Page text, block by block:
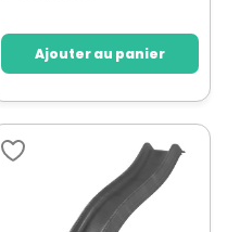
Ajouter au panier